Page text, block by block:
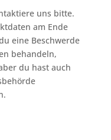
uns bitte.
am Ende
eine Beschwerde
behandeln,
du hast auch